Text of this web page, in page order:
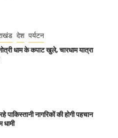
देश पर्यटन
धाम के कपाट खुले, चारधाम यात्रा
नागरिकों की होगी पहचान
धामी